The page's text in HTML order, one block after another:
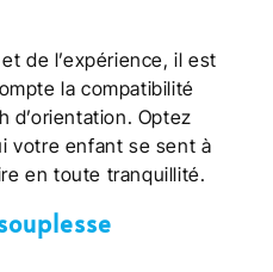
de l’expérience, il est
la compatibilité
d’orientation. Optez
votre enfant se sent à
en toute tranquillité.